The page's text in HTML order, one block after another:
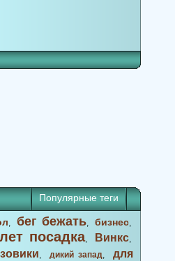
Популярные теги
, бег бежать,бизнес,
посадка, Винкс,
,дикий запад,для